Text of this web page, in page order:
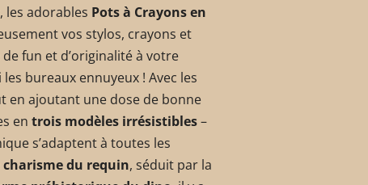
, les adorables Pots à Crayons en
vos stylos, crayons et
fun et d’originalité à votre
les bureaux ennuyeux ! Avec les
en ajoutant une dose de bonne
en trois modèles irrésistibles–
s’adaptent à toutes les
charisme du requin, séduit par la